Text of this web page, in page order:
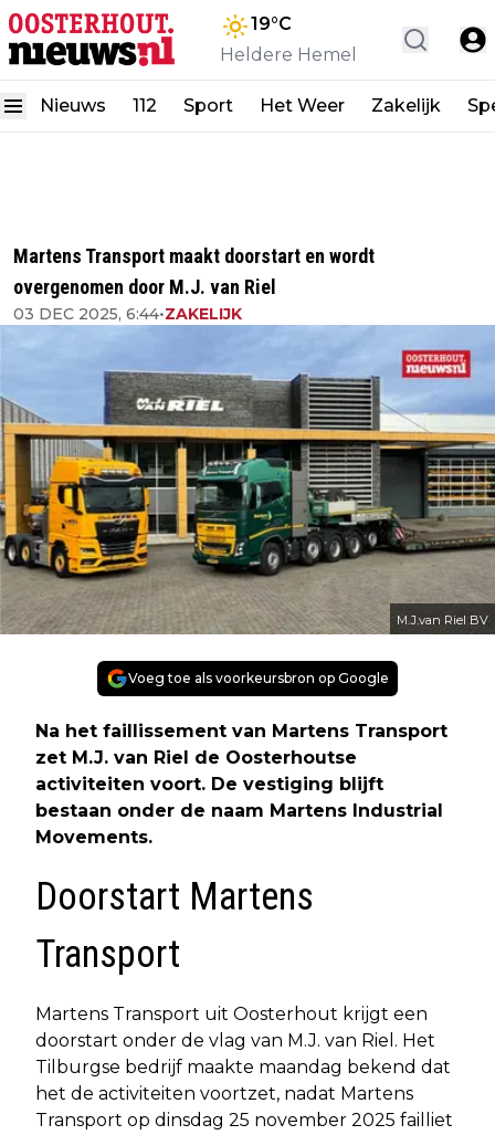
19°C
Heldere Hemel
Nieuws 112 Sport Het Weer Zakelijk
Martens Transport maakt doorstart en wordt
overgenomen door M.J. van Riel
03 DEC 2025, 6:44•ZAKELIJK
M.J.van Riel BV
Voeg toe als voorkeursbron op Google
Na het faillissement van Martens Transport
zet M.J. van Riel de Oosterhoutse
activiteiten voort. De vestiging blijft
bestaan onder de naam Martens Industrial
Movements.
Doorstart Martens
Transport
Martens Transport uit Oosterhout krijgt een
doorstart onder de vlag van M.J. van Riel. Het
Tilburgse bedrijf maakte maandag bekend dat
het de activiteiten voortzet, nadat Martens
Transport op dinsdag 25 november 2025 failliet